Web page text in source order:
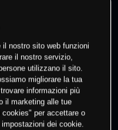
nostro sito web funzioni
il nostro servizio,
utilizzano il sito.
migliorare la tua
informazioni più
il marketing alle tue
per accettare o
dei cookie.